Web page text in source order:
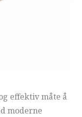
effektiv måte å
moderne